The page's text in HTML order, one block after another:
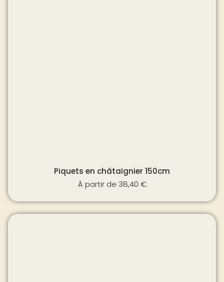
Piquets en châtaignier 150cm
À partir de 38,40 €